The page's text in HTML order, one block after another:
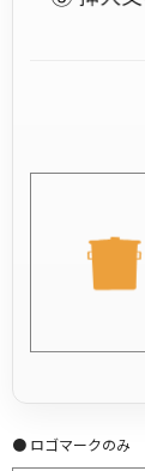
● ロゴマークのみ